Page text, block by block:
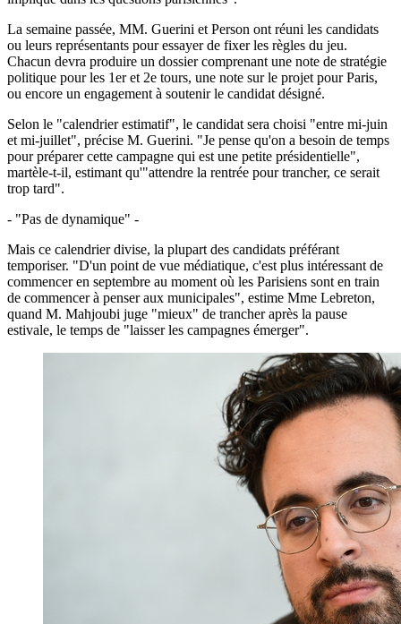
La semaine passée, MM. Guerini et Person ont réuni les candidats
ou leurs représentants pour essayer de fixer les règles du jeu.
Chacun devra produire un dossier comprenant une note de stratégie
politique pour les 1er et 2e tours, une note sur le projet pour Paris,
ou encore un engagement à soutenir le candidat désigné.
Selon le "calendrier estimatif", le candidat sera choisi "entre mi-juin
et mi-juillet", précise M. Guerini. "Je pense qu'on a besoin de temps
pour préparer cette campagne qui est une petite présidentielle",
martèle-t-il, estimant qu'"attendre la rentrée pour trancher, ce serait
trop tard".
- "Pas de dynamique" -
Mais ce calendrier divise, la plupart des candidats préférant
temporiser. "D'un point de vue médiatique, c'est plus intéressant de
commencer en septembre au moment où les Parisiens sont en train
de commencer à penser aux municipales", estime Mme Lebreton,
quand M. Mahjoubi juge "mieux" de trancher après la pause
estivale, le temps de "laisser les campagnes émerger".